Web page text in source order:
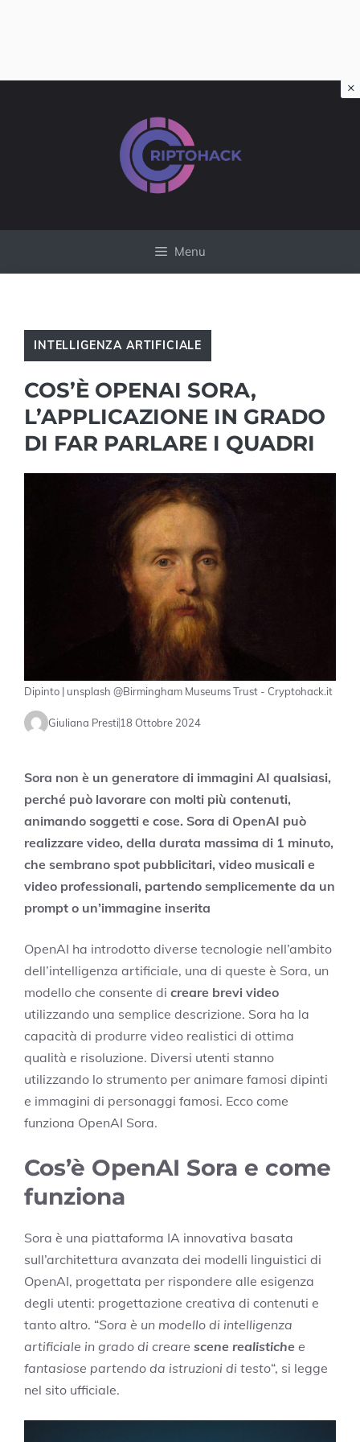
Menu
INTELLIGENZA ARTIFICIALE
COS’È OPENAI SORA,
L’APPLICAZIONE IN GRADO
DI FAR PARLARE I QUADRI
Dipinto | unsplash @Birmingham Museums Trust - Cryptohack.it
Giuliana Presti18 Ottobre 2024
Sora non è un generatore di immagini AI qualsiasi,
perché può lavorare con molti più contenuti,
animando soggetti e cose. Sora di OpenAI può
realizzare video, della durata massima di 1 minuto,
che sembrano spot pubblicitari, video musicali e
video professionali, partendo semplicemente da un
prompt o un’immagine inserita
OpenAI ha introdotto diverse tecnologie nell’ambito
dell’intelligenza artificiale, una di queste è Sora, un
modello che consente di creare brevi video
utilizzando una semplice descrizione. Sora ha la
capacità di produrre video realistici di ottima
qualità e risoluzione. Diversi utenti stanno
utilizzando lo strumento per animare famosi dipinti
e immagini di personaggi famosi. Ecco come
funziona OpenAI Sora.
Cos’è OpenAI Sora e come
funziona
Sora è una piattaforma IA innovativa basata
sull’architettura avanzata dei modelli linguistici di
OpenAI, progettata per rispondere alle esigenza
degli utenti: progettazione creativa di contenuti e
tanto altro. “Sora è un modello di intelligenza
artificiale in grado di creare scene realistiche e
fantasiose partendo da istruzioni di testo“, si legge
nel sito ufficiale.
×